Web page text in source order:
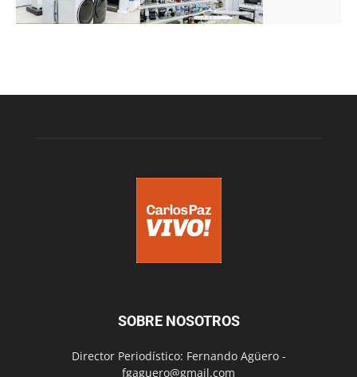
SOBRE NOSOTROS
Director Periodístico: Fernando Agüero -
fgaguero@gmail.com